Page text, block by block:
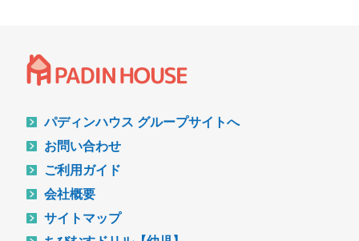
パディンハウス グループサイトへ
お問い合わせ
ご利用ガイド
会社概要
サイトマップ